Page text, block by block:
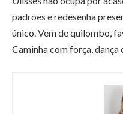
padrões e redesenha
único. Vem de quilombo,
Caminha com força,